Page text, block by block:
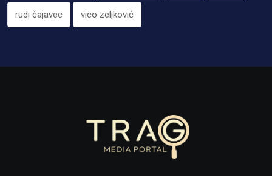
rudi čajavec vico zeljković